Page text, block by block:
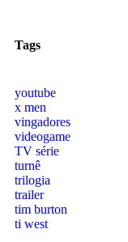
Tags
youtube
x men
vingadores
videogame
TV série
turnê
trilogia
trailer
tim burton
ti west